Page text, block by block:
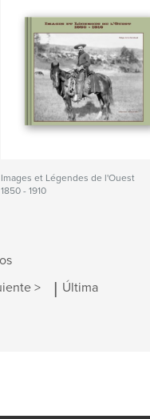
Images et Légendes de l'Ouest
1850 - 1910
> | Última